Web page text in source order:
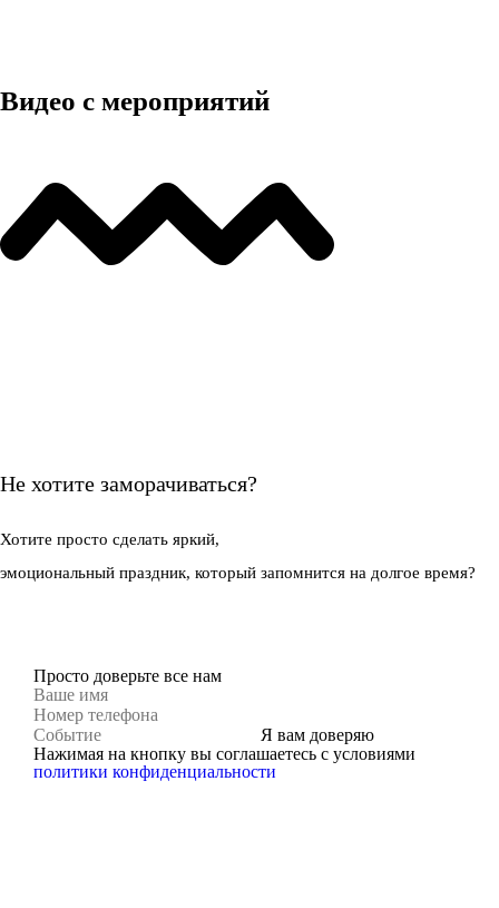
Видео с мероприятий
Не хотите заморачиваться?
Хотите просто сделать яркий,
эмоциональный праздник, который запомнится на долгое время?
Просто доверьте все нам
Я вам доверяю
Нажимая на кнопку вы соглашаетесь с условиями
политики конфиденциальности